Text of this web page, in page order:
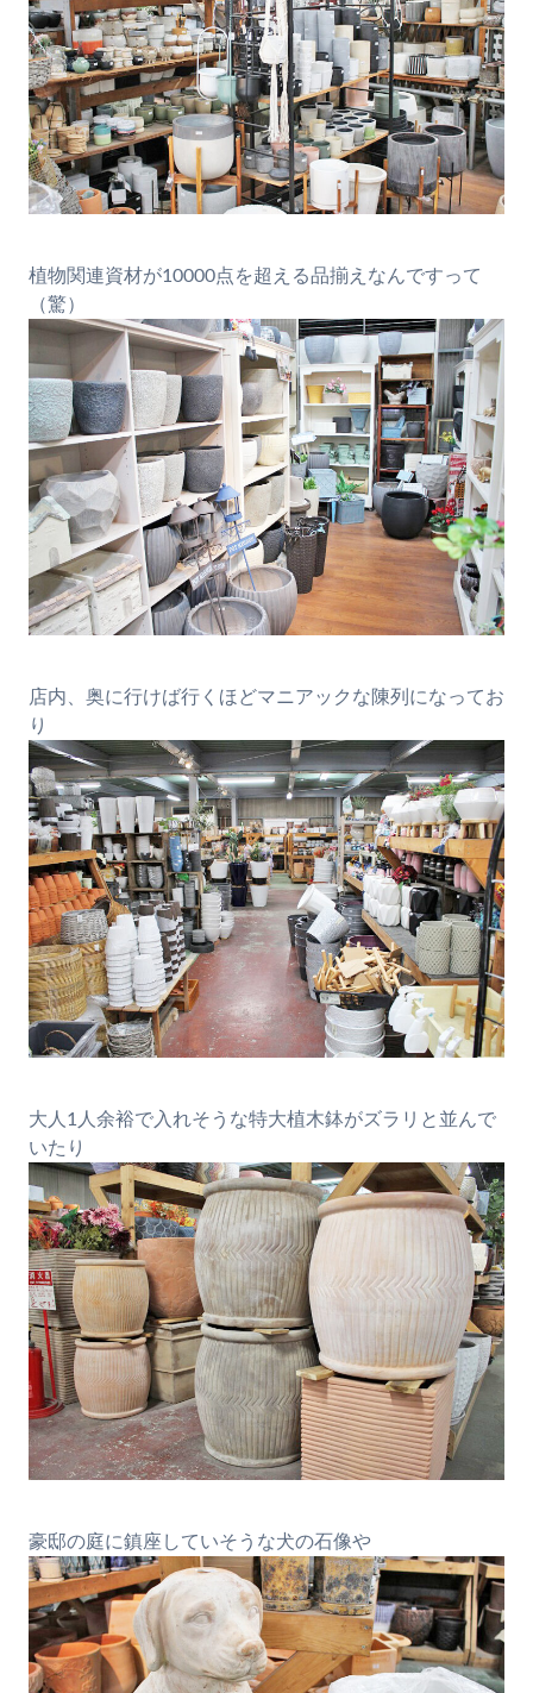
植物関連資材が10000点を超える品揃えなんですって
（驚）
店内、奥に行けば行くほどマニアックな陳列になってお
り
大人1人余裕で入れそうな特大植木鉢がズラリと並んで
いたり
豪邸の庭に鎮座していそうな犬の石像や